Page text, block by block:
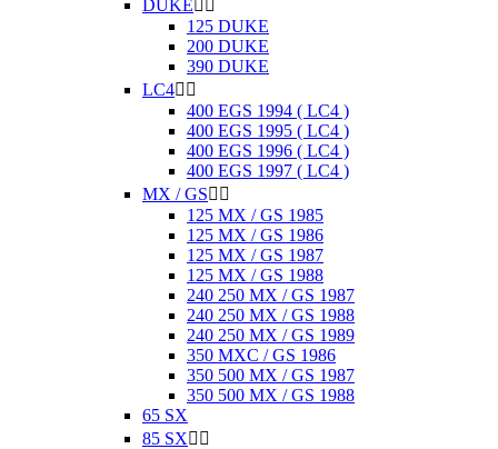
DUKE 
125 DUKE
200 DUKE
390 DUKE
LC4 
400 EGS 1994 ( LC4 )
400 EGS 1995 ( LC4 )
400 EGS 1996 ( LC4 )
400 EGS 1997 ( LC4 )
MX / GS 
125 MX / GS 1985
125 MX / GS 1986
125 MX / GS 1987
125 MX / GS 1988
240 250 MX / GS 1987
240 250 MX / GS 1988
240 250 MX / GS 1989
350 MXC / GS 1986
350 500 MX / GS 1987
350 500 MX / GS 1988
65 SX
85 SX 